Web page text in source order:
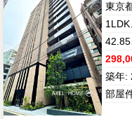
東京
築年:
部屋